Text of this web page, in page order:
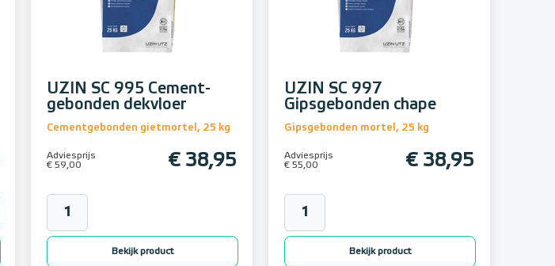
UZIN SC 995 Cement-
gebonden dekvloer
Cementgebonden gietmortel, 25 kg
Adviesprijs
€ 59,00
€ 38,95
Bekijk product
UZIN SC 997
Gipsgebonden chape
Gipsgebonden mortel, 25 kg
Adviesprijs
€ 55,00
€ 38,95
Bekijk product